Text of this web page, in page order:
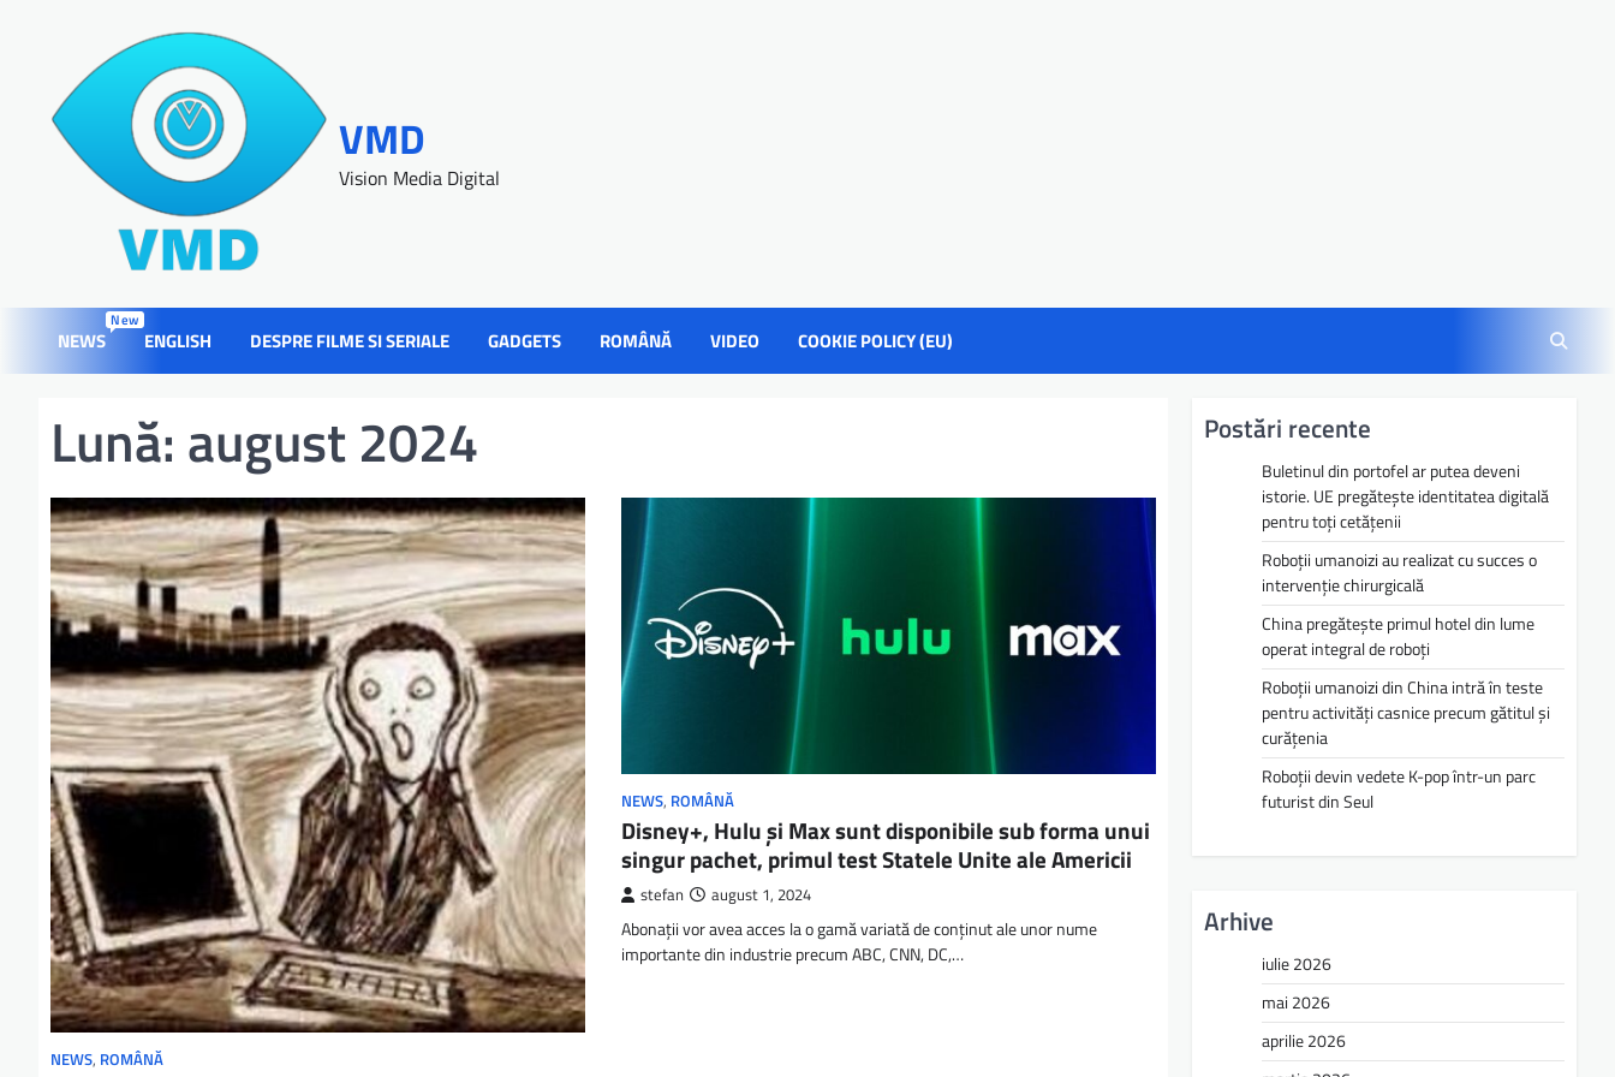
VMD
Vision Media Digital
NEWS
New
ENGLISH DESPRE FILME SI SERIALE GADGETS ROMÂNĂ VIDEO COOKIE POLICY (EU)
Lună: august 2024
NEWS, ROMÂNĂ
NEWS, ROMÂNĂ
Disney+, Hulu şi Max sunt disponibile sub forma unui
singur pachet, primul test Statele Unite ale Americii
stefan august 1, 2024
Abonaţii vor avea acces la o gamă variată de conţinut ale unor nume
importante din industrie precum ABC, CNN, DC,…
Postări recente
Buletinul din portofel ar putea deveni
istorie. UE pregătește identitatea digitală
pentru toți cetățenii
Roboții umanoizi au realizat cu succes o
intervenție chirurgicală
China pregătește primul hotel din lume
operat integral de roboți
Roboții umanoizi din China intră în teste
pentru activități casnice precum gătitul și
curățenia
Roboții devin vedete K-pop într-un parc
futurist din Seul
Arhive
iulie 2026
mai 2026
aprilie 2026